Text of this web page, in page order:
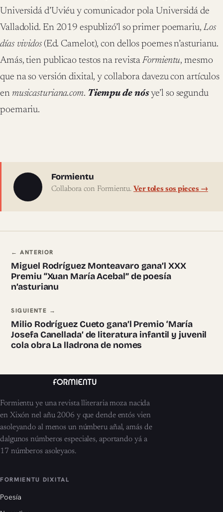
Universidá d’Uviéu y comunicador pola Universidá de
Valladolid. En 2019 espublizó’l so primer poemariu,Los
días vividos(Ed. Camelot), con dellos poemes n’asturianu.
Amás, tien publicao testos na revistaFormientu, mesmo
que na so versión dixital, y collabora davezu con artículos
en musicasturiana.com. Tiempu de nósye’l so segundu
poemariu.
Sobre l'autor
Formientu
Collabora con Formientu. Ver toles sos pieces →
Navegación ente pieces
← ANTERIOR
Miguel Rodríguez Monteavaro gana’l XXX
Premiu “Xuan María Acebal” de poesía
n’asturianu
SIGUIENTE →
Milio Rodríguez Cueto gana’l Premio ‘María
Josefa Canellada’ de literatura infantil y juvenil
cola obra La lladrona de nomes
Formientu ye una revista lliteraria moza nacida
en Xixón nel añu 2006 y que dende entós vien
asoleyando al menos un númberu añal, amás de
dalgunos númberos especiales, aportando yá a
17 númberos asoleyaos.
FORMIENTU DIXITAL
Poesía